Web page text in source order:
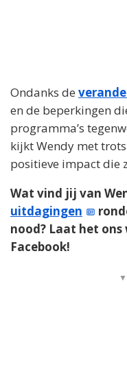
Ondanks de
en de beperkingen
programma’s
kijkt Wendy met
positieve impact die
Wat vind jij van
uitdagingen
nood? Laat het
Facebook!
▼